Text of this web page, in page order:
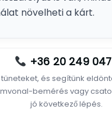
növelheti a kárt.
+36 20 249
és segítünk
bemérés vagy
jó következő lépés.